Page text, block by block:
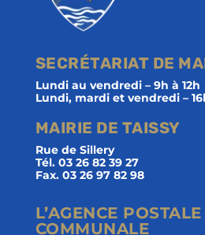
SECRÉTARIAT DE
Lundi au vendredi – 9h à 12h
Lundi, mardi et vendredi –
MAIRIE DE TAISSY
Rue de Sillery
Tél. 03 26 82 39 27
Fax. 03 26 97 82 98
L’AGENCE POSTALE
COMMUNALE